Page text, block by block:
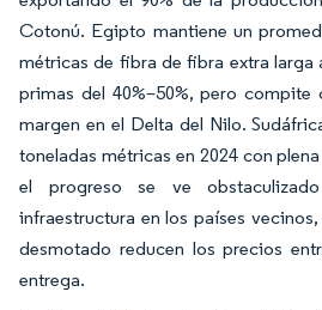
Cotonú. Egipto mantiene un
métricas de fibra de fibra extra larga
primas del 40%–50%, pero
margen en el Delta del Nilo.
toneladas métricas en 2024 con
el progreso se ve
infraestructura en los países
desmotado reducen los precios
entrega.